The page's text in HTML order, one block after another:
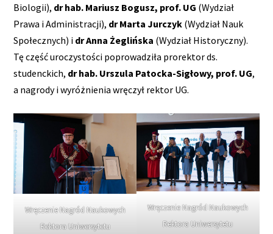
Biologii), dr hab. Mariusz Bogusz, prof. UG (Wydział
Prawa i Administracji), dr Marta Jurczyk (Wydział Nauk
Społecznych) i dr Anna Żeglińska (Wydział Historyczny).
Tę część uroczystości poprowadziła prorektor ds.
studenckich, dr hab. Urszula Patocka-Sigłowy, prof. UG,
a nagrody i wyróżnienia wręczył rektor UG.
Wręczenie Nagród Naukowych
Rektora Uniwersytetu
Wręczenie Nagród Naukowych
Rektora Uniwersytetu